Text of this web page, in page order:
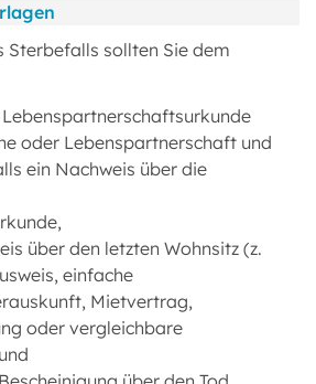
Sterbefalls sollten Sie dem
oder Lebenspartnerschaft und
ein Nachweis über die
über den letzten Wohnsitz (z.
einfache
Mietvertrag,
oder vergleichbare